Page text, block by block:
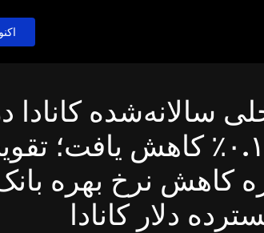
سالانه‌شده کانادا
سه‌ماهه نخست ۰.۱٪ کاهش یافت؛
کاهش نرخ بهره
دلار کانادا